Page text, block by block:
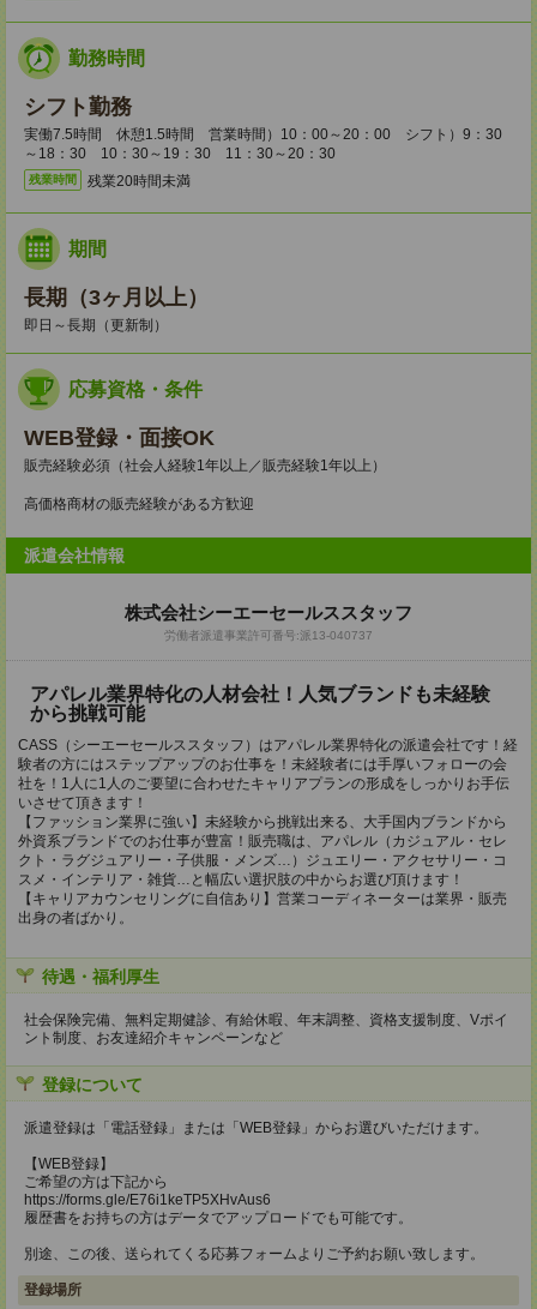
勤務時間
シフト勤務
実働7.5時間 休憩1.5時間 営業時間）10：00～20：00 シフト）9：30
～18：30 10：30～19：30 11：30～20：30
残業時間 残業20時間未満
期間
長期（3ヶ月以上）
即日～長期（更新制）
応募資格・条件
WEB登録・面接OK
販売経験必須（社会人経験1年以上／販売経験1年以上）
高価格商材の販売経験がある方歓迎
派遣会社情報
株式会社シーエーセールススタッフ
労働者派遣事業許可番号:派13-040737
アパレル業界特化の人材会社！人気ブランドも未経験
から挑戦可能
CASS（シーエーセールススタッフ）はアパレル業界特化の派遣会社です！経
験者の方にはステップアップのお仕事を！未経験者には手厚いフォローの会
社を！1人に1人のご要望に合わせたキャリアプランの形成をしっかりお手伝
いさせて頂きます！
【ファッション業界に強い】未経験から挑戦出来る、大手国内ブランドから
外資系ブランドでのお仕事が豊富！販売職は、アパレル（カジュアル・セレ
クト・ラグジュアリー・子供服・メンズ…）ジュエリー・アクセサリー・コ
スメ・インテリア・雑貨…と幅広い選択肢の中からお選び頂けます！
【キャリアカウンセリングに自信あり】営業コーディネーターは業界・販売
出身の者ばかり。
待遇・福利厚生
社会保険完備、無料定期健診、有給休暇、年末調整、資格支援制度、Vポイ
ント制度、お友達紹介キャンペーンなど
登録について
派遣登録は「電話登録」または「WEB登録」からお選びいただけます。
【WEB登録】
ご希望の方は下記から
https://forms.gle/E76i1keTP5XHvAus6
履歴書をお持ちの方はデータでアップロードでも可能です。
別途、この後、送られてくる応募フォームよりご予約お願い致します。
登録場所